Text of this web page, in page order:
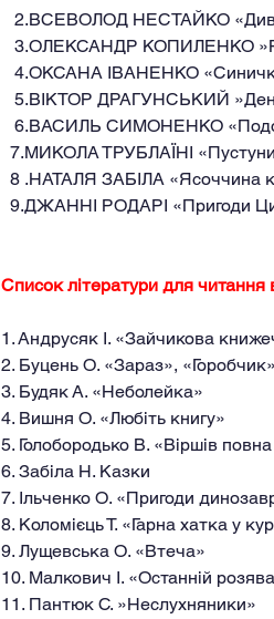
2.ВСЕВОЛОД НЕСТАЙКО
3.ОЛЕКСАНДР КОПИЛЕНКО
4.ОКСАНА ІВАНЕНКО
5.ВІКТОР ДРАГУНСЬКИЙ
6.ВАСИЛЬ СИМОНЕНКО
7.МИКОЛА ТРУБЛАЇНІ
8 .НАТАЛЯ ЗАБІЛА «Ясоччина
9.ДЖАННІ РОДАРІ «Пригоди
Список літератури для
1. Андрусяк І. «Зайчикова
2. Буцень О. «Зараз», «Горобчик»
3. Будяк А. «Неболейка»
4. Вишня О. «Любіть книгу»
5. Голобородько В. «Віршів
6. Забіла Н. Казки
7. Ільченко О. «Пригоди
8. Коломієць Т. «Гарна хатка у
9. Лущевська О. «Втеча»
10. Малкович І. «Останній
11. Пантюк С. »Неслухняники»